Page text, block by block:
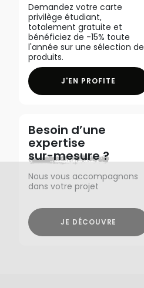
Demandez votre carte
privilège étudiant,
totalement gratuite et
bénéficiez de -15% toute
l'année sur une sélection de
produits.
J'EN PROFITE
Besoin d’une
expertise
sur-mesure ?
Nous vous accompagnons
dans votre projet
JE DÉCOUVRE